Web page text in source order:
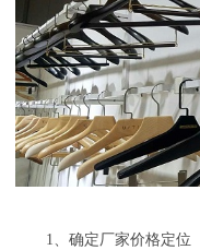
1、确定厂家价格定位